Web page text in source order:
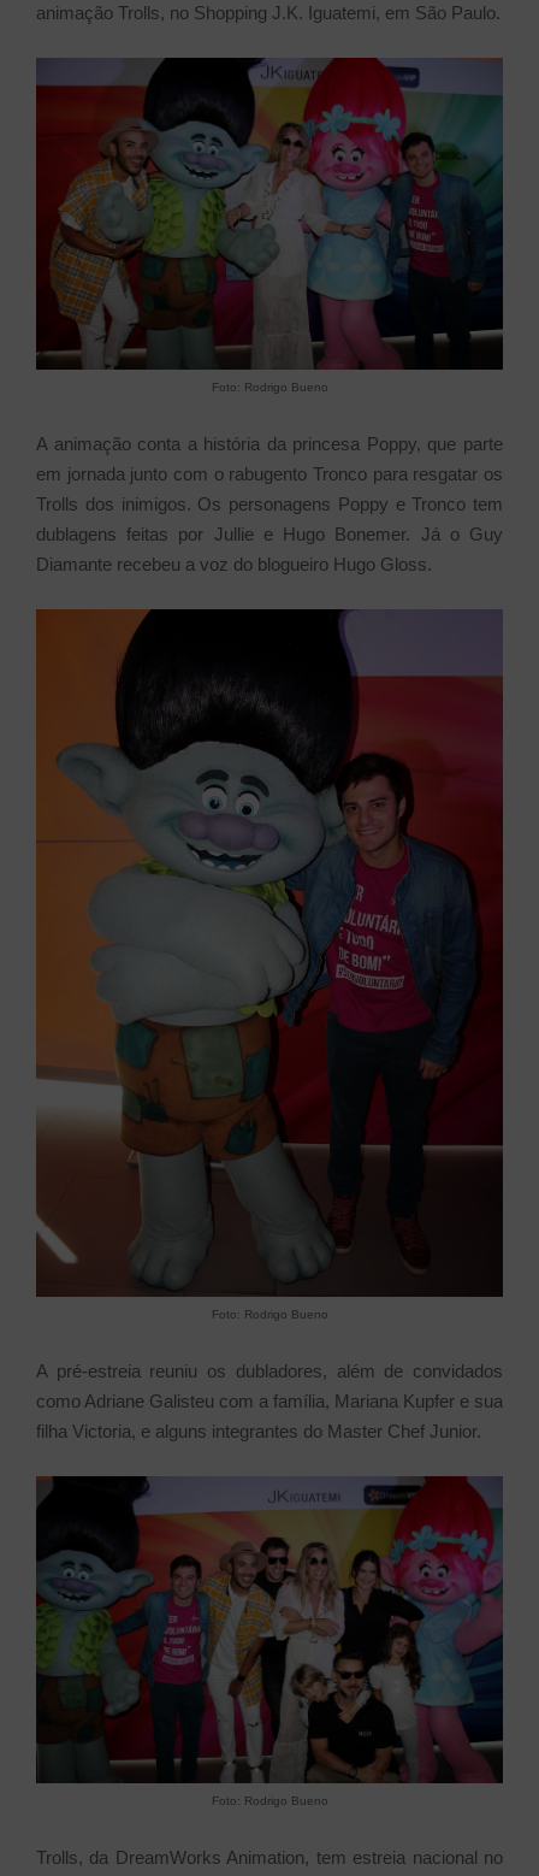
animação Trolls, no Shopping J.K. Iguatemi, em São Paulo.
Foto: Rodrigo Bueno
A animação conta a história da princesa Poppy, que parte
em jornada junto com o rabugento Tronco para resgatar os
Trolls dos inimigos. Os personagens Poppy e Tronco tem
dublagens feitas por Jullie e Hugo Bonemer. Já o Guy
Diamante recebeu a voz do blogueiro Hugo Gloss.
Foto: Rodrigo Bueno
A pré-estreia reuniu os dubladores, além de convidados
como Adriane Galisteu com a família, Mariana Kupfer e sua
filha Victoria, e alguns integrantes do Master Chef Junior.
Foto: Rodrigo Bueno
Trolls, da DreamWorks Animation, tem estreia nacional no